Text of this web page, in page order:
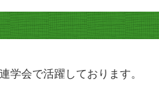
学会で活躍しております。